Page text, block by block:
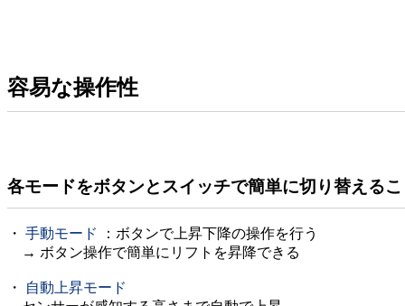
容易な操作性
各モードをボタンとスイッチで簡単に切り替える
・ 手動モード
：ボタンで上昇下降の操作を行う
→ ボタン操作で簡単にリフトを昇降できる
・
自動上昇モード